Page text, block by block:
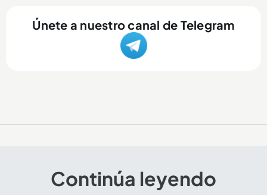
Únete a nuestro canal de Telegram
Continúa leyendo